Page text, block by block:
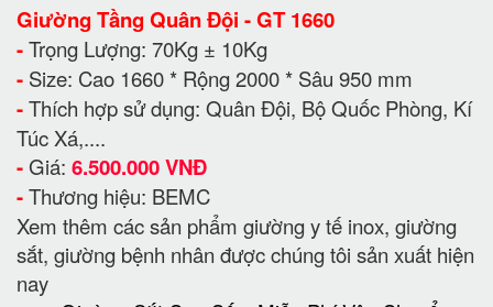
Giường Tầng Quân Đội - GT 1660
-Trọng Lượng: 70Kg ± 10Kg
- Size: Cao 1660 * Rộng 2000 * Sâu 950 mm
-Thích hợp sử dụng: Quân Đội, Bộ Quốc Phòng, Kí
Túc Xá,....
- Giá: 6.500.000 VNĐ
-Thương hiệu: BEMC
Xem thêm các sản phẩm giường y tế inox, giường
sắt, giường bệnh nhân được chúng tôi sản xuất hiện
nay